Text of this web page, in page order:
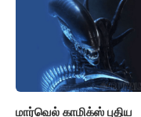
மார்வெல் காமிக்ஸ் புதிய